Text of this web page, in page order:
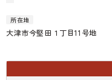
所在地
大津市今堅田１丁目11号地